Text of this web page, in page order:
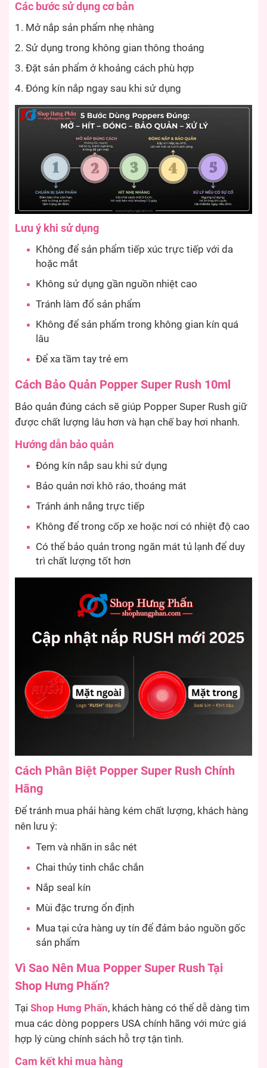
Các bước sử dụng cơ bản
Mở nắp sản phẩm nhẹ nhàng
Sử dụng trong không gian thông thoáng
Đặt sản phẩm ở khoảng cách phù hợp
Đóng kín nắp ngay sau khi sử dụng
Lưu ý khi sử dụng
Không để sản phẩm tiếp xúc trực tiếp với da
hoặc mắt
Không sử dụng gần nguồn nhiệt cao
Tránh làm đổ sản phẩm
Không để sản phẩm trong không gian kín quá
lâu
Để xa tầm tay trẻ em
Cách Bảo Quản Popper Super Rush 10ml
Bảo quản đúng cách sẽ giúp Popper Super Rush giữ
được chất lượng lâu hơn và hạn chế bay hơi nhanh.
Hướng dẫn bảo quản
Đóng kín nắp sau khi sử dụng
Bảo quản nơi khô ráo, thoáng mát
Tránh ánh nắng trực tiếp
Không để trong cốp xe hoặc nơi có nhiệt độ cao
Có thể bảo quản trong ngăn mát tủ lạnh để duy
trì chất lượng tốt hơn
Cách Phân Biệt Popper Super Rush Chính
Hãng
Để tránh mua phải hàng kém chất lượng, khách hàng
nên lưu ý:
Tem và nhãn in sắc nét
Chai thủy tinh chắc chắn
Nắp seal kín
Mùi đặc trưng ổn định
Mua tại cửa hàng uy tín để đảm bảo nguồn gốc
sản phẩm
Vì Sao Nên Mua Popper Super Rush Tại
Shop Hưng Phấn?
Tại Shop Hưng Phấn, khách hàng có thể dễ dàng tìm
mua các dòng poppers USA chính hãng với mức giá
hợp lý cùng chính sách hỗ trợ tận tình.
Cam kết khi mua hàng